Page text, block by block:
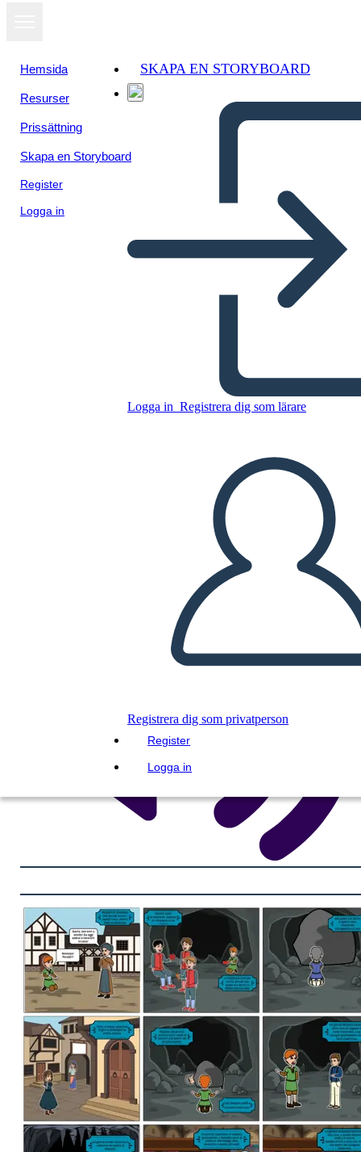
Hemsida
Resurser
Prissättning
Skapa en Storyboard
Register
Logga in
SKAPA EN STORYBOARD
Logga in Registrera dig som lärare
Registrera dig som privatperson
Register
Logga in
rosso malpelo
SKAPA EN STORYBOARD
SPELA UPP BILDSPEL
LÄS FÖR MIG
Visa som
bildspel